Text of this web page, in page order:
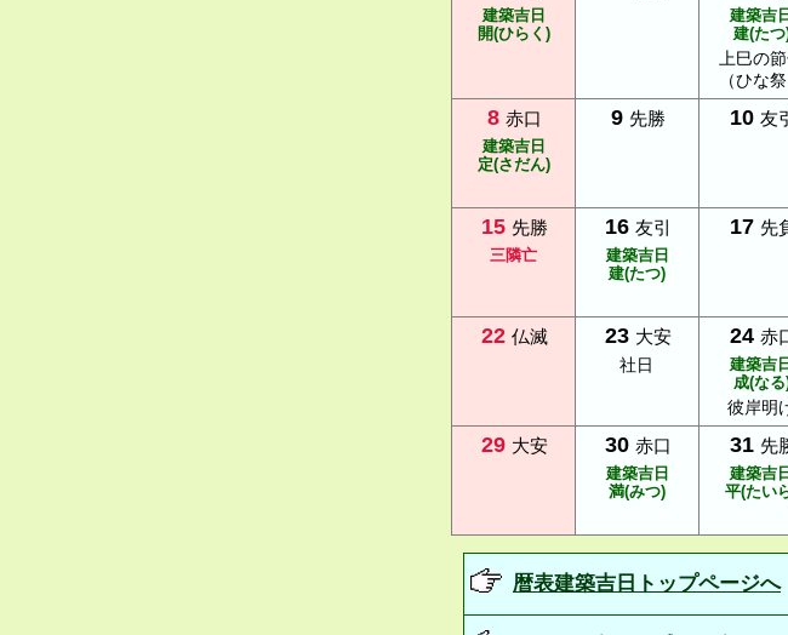
建築吉日
開(ひらく)
建築吉日
建(たつ
上巳の
（ひな祭
8 赤口
建築吉日
定(さだん)
9 先勝 10 友
15 先勝
三隣亡
16 友引
建築吉日
建(たつ)
17 先
22 仏滅 23 大安
社日
24 赤
建築吉日
成(なる
彼岸明
29 大安 30 赤口
建築吉日
満(みつ)
31 先
建築吉日
平(たい
暦表建築吉日トップページへ